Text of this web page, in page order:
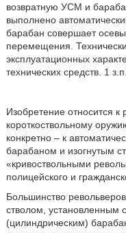
возвратную УСМ и
выполнено
барабан совершает
перемещения.
эксплуатационных
технических средств. 1
Изобретение относится к
короткоствольному
конкретно – к
барабаном и изогнутым
«кривоствольными
полицейского и
Большинство
стволом, установленным
(цилиндрическим)